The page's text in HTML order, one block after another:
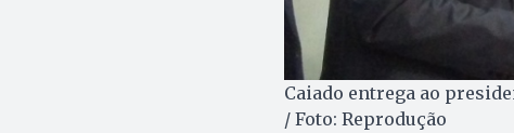
Caiado entrega ao
/ Foto: Reprodução